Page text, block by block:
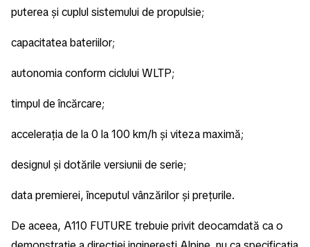
puterea și cuplul sistemului de propulsie;
capacitatea bateriilor;
autonomia conform ciclului WLTP;
timpul de încărcare;
accelerația de la 0 la 100 km/h și viteza maximă;
designul și dotările versiunii de serie;
data premierei, începutul vânzărilor și prețurile.
De aceea, A110 FUTURE trebuie privit deocamdată ca o